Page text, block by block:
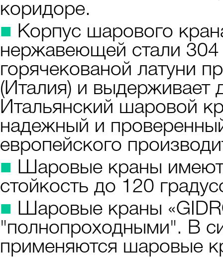
коридоре.
■ Корпус шарового
нержавеющей стали 304
горячекованой латуни
(Италия) и выдерживает
Итальянский шаровой
надежный и
европейского
■ Шаровые краны
стойкость до 120
■ Шаровые краны
"полнопроходными". В
применяются шаровые